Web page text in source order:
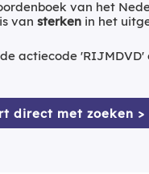
van het
van sterken in het
actiecode
direct met zoeken >